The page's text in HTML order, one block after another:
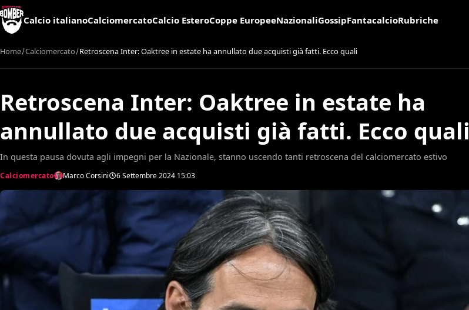
Calcio italianoCalciomercatoCalcio EsteroCoppe EuropeeNazionaliGossipFantacalcioRubriche
Home Calciomercato Retroscena Inter: Oaktree in estate ha annullato due acquisti già fatti. Ecco quali
Retroscena Inter: Oaktree in estate ha
annullato due acquisti già fatti. Ecco quali
In questa pausa dovuta agli impegni per la Nazionale, stanno uscendo tanti retroscena del calciomercato estivo
Calciomercato Marco Corsini 6 Settembre 2024 15:03